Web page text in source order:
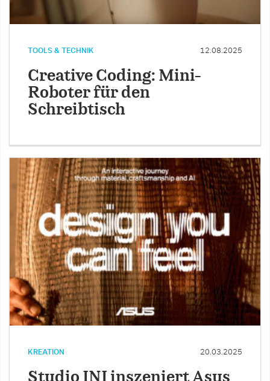
TOOLS & TECHNIK 12.08.2025
Creative Coding: Mini-
Roboter für den
Schreibtisch
KREATION 20.03.2025
Studio INI inszeniert Asus